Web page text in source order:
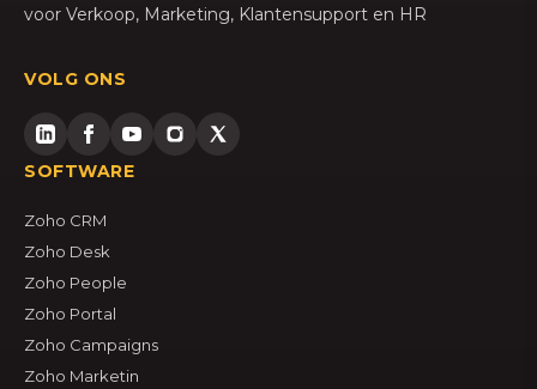
voor Verkoop, Marketing, Klantensupport en HR
VOLG ONS
SOFTWARE
Zoho CRM
Zoho Desk
Zoho People
Zoho Portal
Zoho Campaigns
Zoho Marketin